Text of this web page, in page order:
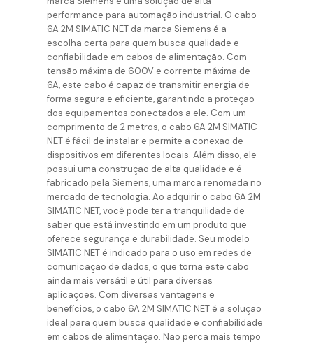
performance para automação industrial. O cabo
6A 2M SIMATIC NET da marca Siemens é a
escolha certa para quem busca qualidade e
confiabilidade em cabos de alimentação. Com
tensão máxima de 600V e corrente máxima de
6A, este cabo é capaz de transmitir energia de
forma segura e eficiente, garantindo a proteção
dos equipamentos conectados a ele. Com um
comprimento de 2 metros, o cabo 6A 2M SIMATIC
NET é fácil de instalar e permite a conexão de
dispositivos em diferentes locais. Além disso, ele
possui uma construção de alta qualidade e é
fabricado pela Siemens, uma marca renomada no
mercado de tecnologia. Ao adquirir o cabo 6A 2M
SIMATIC NET, você pode ter a tranquilidade de
saber que está investindo em um produto que
oferece segurança e durabilidade. Seu modelo
SIMATIC NET é indicado para o uso em redes de
comunicação de dados, o que torna este cabo
ainda mais versátil e útil para diversas
aplicações. Com diversas vantagens e
benefícios, o cabo 6A 2M SIMATIC NET é a solução
ideal para quem busca qualidade e confiabilidade
em cabos de alimentação. Não perca mais tempo